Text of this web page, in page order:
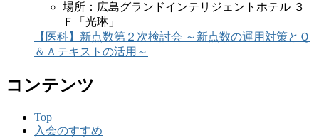
場所：広島グランドインテリジェントホテル ３
Ｆ「光琳」
【医科】新点数第２次検討会 ～新点数の運用対策とＱ
＆Ａテキストの活用～
コンテンツ
Top
入会のすすめ